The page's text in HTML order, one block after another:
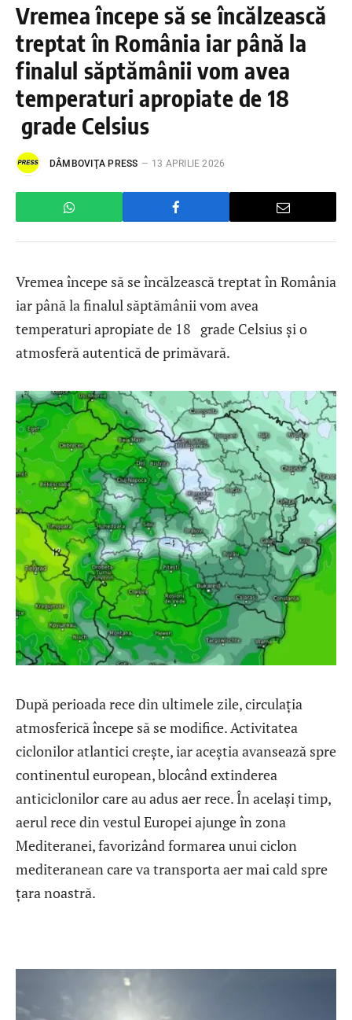
Vremea începe să se încălzească
treptat în România iar până la
finalul săptămânii vom avea
temperaturi apropiate de 18
grade Celsius
DÂMBOVIŢA PRESS 13 APRILIE 2026
Vremea începe să se încălzească treptat în România
iar până la finalul săptămânii vom avea
temperaturi apropiate de 18 grade Celsius și o
atmosferă autentică de primăvară.
După perioada rece din ultimele zile, circulația
atmosferică începe să se modifice. Activitatea
ciclonilor atlantici crește, iar aceștia avansează spre
continentul european, blocând extinderea
anticiclonilor care au adus aer rece. În același timp,
aerul rece din vestul Europei ajunge în zona
Mediteranei, favorizând formarea unui ciclon
mediteranean care va transporta aer mai cald spre
țara noastră.